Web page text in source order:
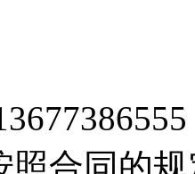
照合同的